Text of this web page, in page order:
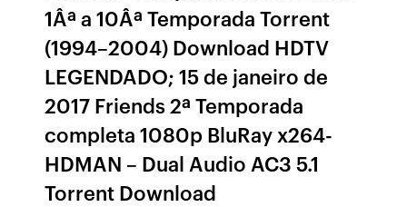
1Âª a 10Âª Temporada Torrent
(1994–2004) Download HDTV
LEGENDADO; 15 de janeiro de
2017 Friends 2ª Temporada
completa 1080p BluRay x264-
HDMAN – Dual Audio AC3 5.1
Torrent Download